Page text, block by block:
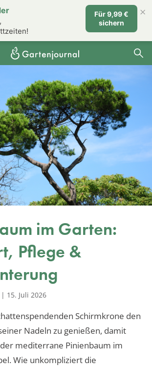
im Garten:
Pflege &
| 15. Juli 2026
Schirmkrone den
Nadeln zu genießen, damit
mediterrane Pinienbaum im
Wie unkompliziert die
Für 9,99 €
sichern
×